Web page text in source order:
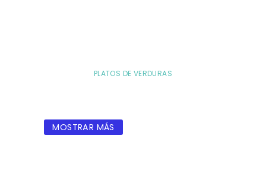
PLATOS DE VERDURAS
MOSTRAR MÁS